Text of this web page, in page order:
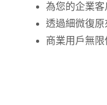
為您的企業客
透過細微復
商業用戶無限